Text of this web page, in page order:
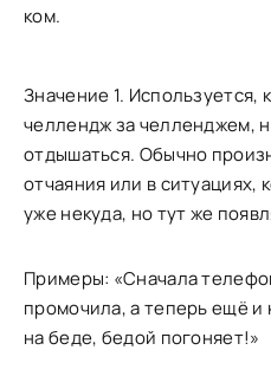
ком.
Значение 1. Используется,
челлендж за челленджем,
отдышаться. Обычно
отчаяния или в ситуациях,
уже некуда, но тут же
Примеры: «Сначала
промочила, а теперь ещё и
на беде, бедой погоняет!»